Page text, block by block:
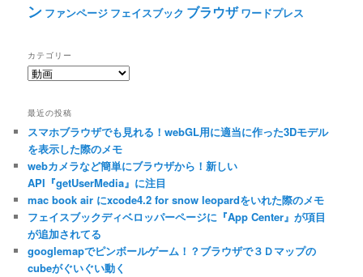
ン ファンページ フェイスブック ブラウザ ワードプレス
カテゴリー
カ
リ
ー
最近の投稿
スマホブラウザでも見れる！webGL用に適当に作った3Dモデル
を表示した際のメモ
webカメラなど簡単にブラウザから！新しい
API『getUserMedia』に注目
mac book air にxcode4.2 for snow leopardをいれた際のメモ
フェイスブックディベロッパーページに『App Center』が項目
が追加されてる
googlemapでピンボールゲーム！？ブラウザで３Ｄマップの
cubeがぐいぐい動く